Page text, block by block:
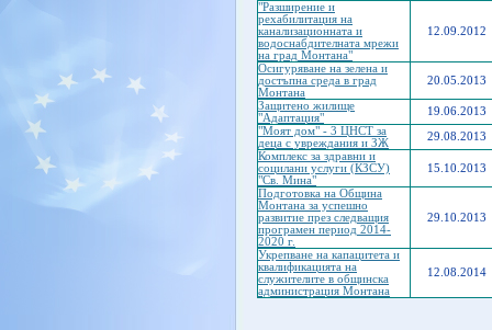
"Разширение и
рехабилитация на
канализационната и
водоснабдителната мрежи
на град Монтана"
12.09.2012
Осигуряване на зелена и
достъпна среда в град
Монтана
20.05.2013
Защитено жилище
"Адаптация"
19.06.2013
"Моят дом" - 3 ЦНСТ за
деца с увреждания и ЗЖ
29.08.2013
Комплекс за здравни и
социлани услуги (КЗСУ)
"Св. Мина"
15.10.2013
Подготовка на Община
Монтана за успешно
развитие през следващия
програмен период 2014-
2020 г.
29.10.2013
Укрепване на капацитета и
квалификацията на
служителите в общинска
администрация Монтана
12.08.2014